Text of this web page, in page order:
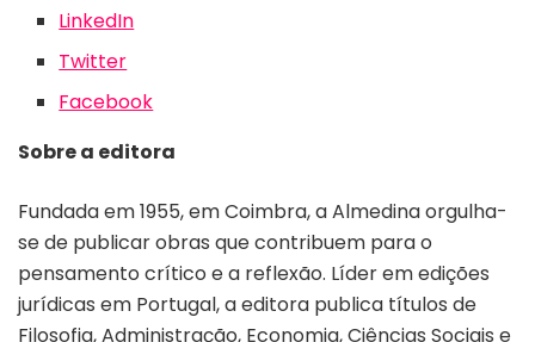
LinkedIn
Twitter
Facebook
Sobre a editora
Fundada em 1955, em Coimbra, a Almedina orgulha-
se de publicar obras que contribuem para o
pensamento crítico e a reflexão. Líder em edições
jurídicas em Portugal, a editora publica títulos de
Filosofia, Administração, Economia, Ciências Sociais e